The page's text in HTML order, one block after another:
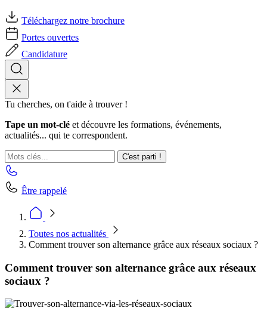
Téléchargez notre brochure
Portes ouvertes
Candidature
Tu cherches, on t'aide à trouver !
Tape un mot-clé et découvre les formations, événements,
actualités... qui te correspondent.
C'est parti !
Être rappelé
Toutes nos actualités
Comment trouver son alternance grâce aux réseaux sociaux ?
Comment trouver son alternance grâce aux réseaux
sociaux ?